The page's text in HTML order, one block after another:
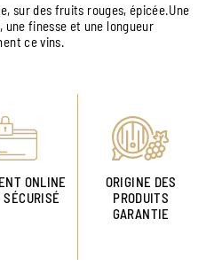
sur des fruits rouges, épicée.Une
une finesse et une longueur
ce vins.
ONLINE
ORIGINE DES
PRODUITS
GARANTIE